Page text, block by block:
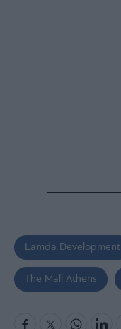
Lamda Development
The Mall Athens